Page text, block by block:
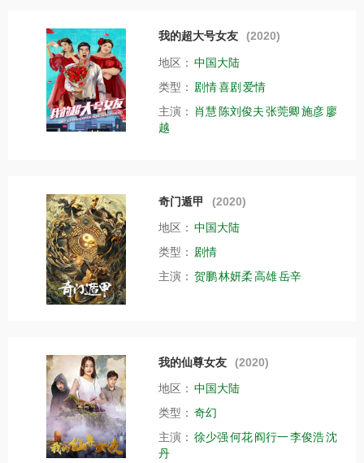
我的超大号女友 (2020)
地区： 中国大陆
类型： 剧情喜剧 爱情
主演： 肖慧 陈刘俊夫张莞卿施彦廖
越
奇门遁甲 (2020)
地区： 中国大陆
类型： 剧情
主演： 贺鹏林妍柔高雄岳辛
我的仙尊女友 (2020)
地区： 中国大陆
类型： 奇幻
主演： 徐少强何花阎行一李俊浩沈
丹